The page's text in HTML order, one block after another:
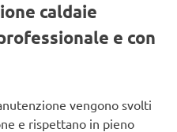
caldaie
e con
vengono svolti
e rispettano in pieno